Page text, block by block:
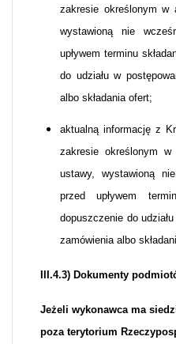
zakresie określonym
wystawioną nie
upływem terminu
do udziału w
albo składania ofert;
aktualną informację z
zakresie określonym
ustawy, wystawioną
przed upływem
dopuszczenie do
zamówienia albo
III.4.3) Dokumenty
Jeżeli wykonawca ma
poza terytorium